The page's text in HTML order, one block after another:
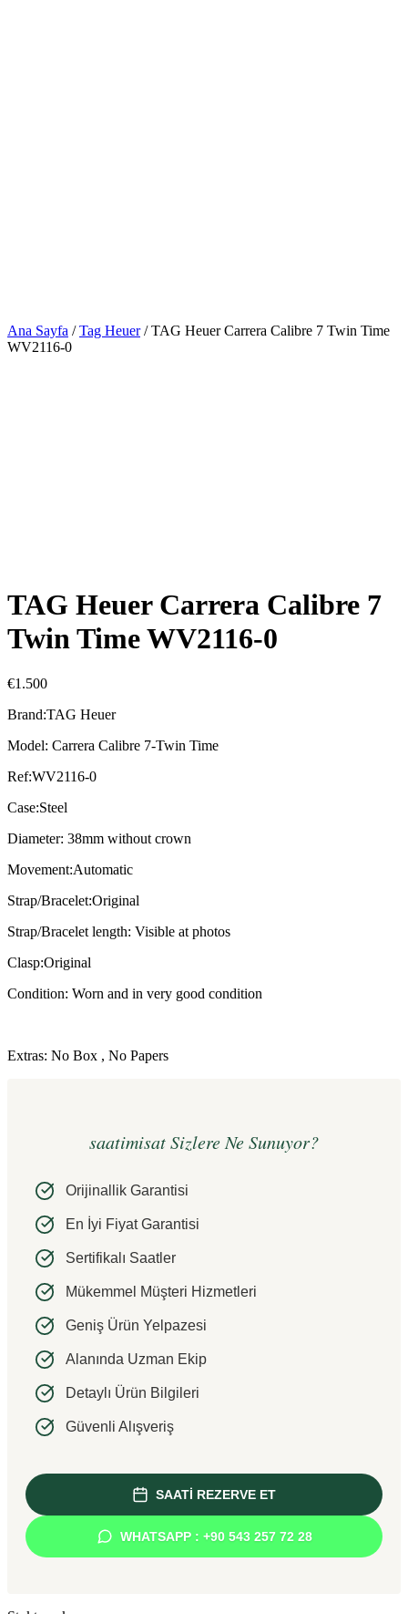
Ana Sayfa /Tag Heuer/ TAG Heuer Carrera Calibre 7 Twin Time
WV2116-0
TAG Heuer Carrera Calibre 7
Twin Time WV2116-0
€1.500
Brand:TAG Heuer
Model: Carrera Calibre 7-Twin Time
Ref:WV2116-0
Case:Steel
Diameter: 38mm without crown
Movement:Automatic
Strap/Bracelet:Original
Strap/Bracelet length: Visible at photos
Clasp:Original
Condition: Worn and in very good condition
Extras: No Box , No Papers
saatimisat Sizlere Ne Sunuyor?
Orijinallik Garantisi
En İyi Fiyat Garantisi
Sertifikalı Saatler
Mükemmel Müşteri Hizmetleri
Geniş Ürün Yelpazesi
Alanında Uzman Ekip
Detaylı Ürün Bilgileri
Güvenli Alışveriş
SAATİ REZERVE ET
WHATSAPP : +90 543 257 72 28